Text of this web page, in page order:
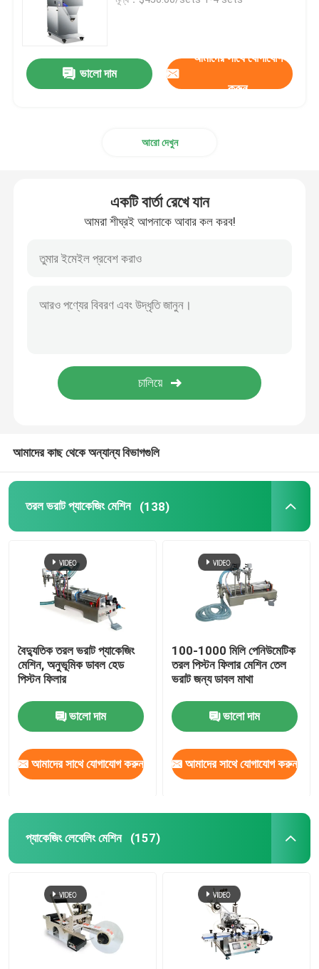
চা ওজন করার মেশিন
টিউব সিলিং মেশিন
তারিখ কোডিং সরঞ্জাম
ইন্ডাকশন সিলিং মেশিন
পাউডার ফিলিং মেশিন
প্যাকেজিং খরচ
ভালো দাম
আমাদের সাথে যোগাযোগ
করুন
আরো দেখুন
একটি বার্তা রেখে যান
আমরা শীঘ্রই আপনাকে আবার কল করব!
আমাদের কাছ থেকে অন্যান্য বিভাগগুলি
তরল ভরাট প্যাকেজিং মেশিন (138)
বৈদ্যুতিক তরল ভরাট প্যাকেজিং
মেশিন, অনুভূমিক ডাবল হেড
পিস্টন ফিলার
ভালো দাম
আমাদের সাথে যোগাযোগ করুন
100-1000 মিলি পেনিউমেটিক
তরল পিস্টন ফিলার মেশিন তেল
ভরাট জন্য ডাবল মাথা
ভালো দাম
আমাদের সাথে যোগাযোগ করুন
প্যাকেজিং লেবেলিং মেশিন (157)